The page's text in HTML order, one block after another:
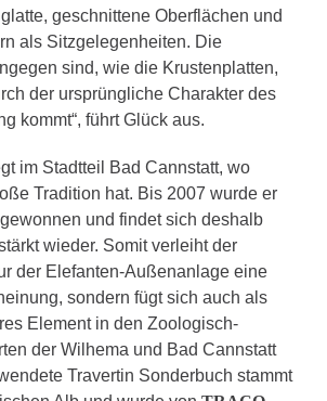
geschnittene Oberflächen und
als Sitzgelegenheiten. Die
sind, wie die Krustenplatten,
der ursprüngliche Charakter des
kommt“, führt Glück aus.
im Stadtteil Bad Cannstatt, wo
Tradition hat. Bis 2007 wurde er
und findet sich deshalb
wieder. Somit verleiht der
der Elefanten-Außenanlage eine
sondern fügt sich auch als
Element in den Zoologisch-
der Wilhema und Bad Cannstatt
Travertin Sonderbuch stammt